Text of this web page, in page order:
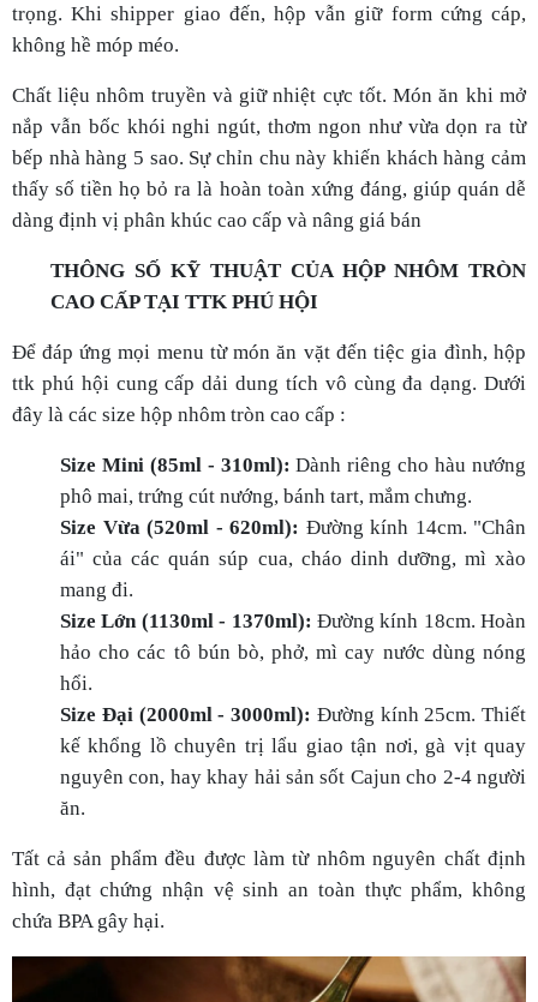
THÔNG SỐ KỸ THUẬT CỦA HỘP NHÔM TRÒN
CAO CẤP TẠI TTK PHÚ HỘI
Để đáp ứng mọi menu từ món ăn vặt đến tiệc gia đình, hộp
ttk phú hội cung cấp dải dung tích vô cùng đa dạng. Dưới
đây là các size hộp nhôm tròn cao cấp :
Size Mini (85ml - 310ml):
Dành riêng cho hàu nướng
phô mai, trứng cút nướng, bánh tart, mắm chưng.
Size Vừa (520ml - 620ml):Đường kính 14cm. "Chân
ái" của các quán súp cua, cháo dinh dưỡng, mì xào
Size Lớn (1130ml - 1370ml):Đường kính 18cm. Hoàn
hảo cho các tô bún bò, phở, mì cay nước dùng nóng
hổi.
Size Đại (2000ml - 3000ml):Đường kính 25cm. Thiết
kế khổng lồ chuyên trị lẩu giao tận nơi, gà vịt quay
nguyên con, hay khay hải sản sốt Cajun cho 2-4 người
ăn.
Tất cả sản phẩm đều được làm từ nhôm nguyên chất định
hình, đạt chứng nhận vệ sinh an toàn thực phẩm, không
chứa BPA gây hại.